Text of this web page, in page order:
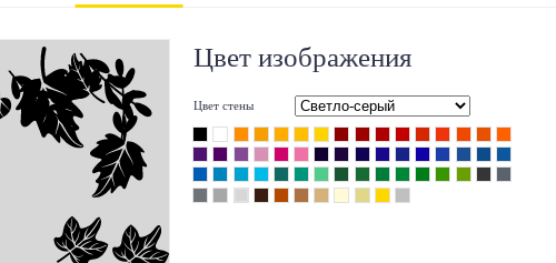
Цвет изображения
Цвет стены